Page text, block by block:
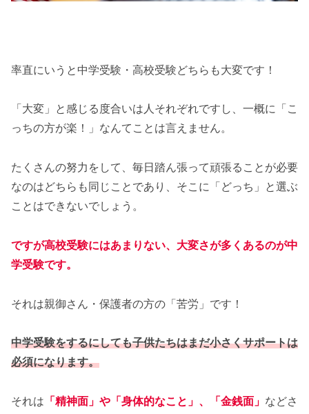
率直にいうと中学受験・高校受験どちらも大変です！
「大変」と感じる度合いは人それぞれですし、一概に「こ
っちの方が楽！」なんてことは言えません。
たくさんの努力をして、毎日踏ん張って頑張ることが必要
なのはどちらも同じことであり、そこに「どっち」と選ぶ
ことはできないでしょう。
ですが高校受験にはあまりない、大変さが多くあるのが中
学受験です。
それは親御さん・保護者の方の「苦労」です！
中学受験をするにしても子供たちはまだ小さくサポートは
必須になります。
それは 「精神面」や「身体的なこと」、「金銭面」 などさ